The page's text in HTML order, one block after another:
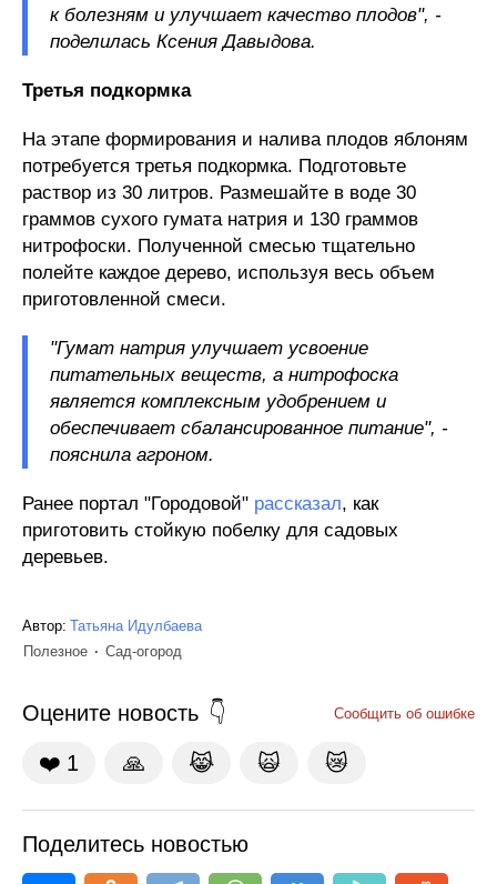
к болезням и улучшает качество плодов", -
поделилась Ксения Давыдова.
Третья подкормка
На этапе формирования и налива плодов яблоням
потребуется третья подкормка. Подготовьте
раствор из 30 литров. Размешайте в воде 30
граммов сухого гумата натрия и 130 граммов
нитрофоски. Полученной смесью тщательно
полейте каждое дерево, используя весь объем
приготовленной смеси.
"Гумат натрия улучшает усвоение
питательных веществ, а нитрофоска
является комплексным удобрением и
обеспечивает сбалансированное питание", -
пояснила агроном.
Ранее портал "Городовой" рассказал, как
приготовить стойкую побелку для садовых
деревьев.
Автор: Татьяна Идулбаева
Полезное
Сад-огород
Оцените новость Сообщить об ошибке
❤️ 1 🙏 😹 🙀 😿
Поделитесь новостью